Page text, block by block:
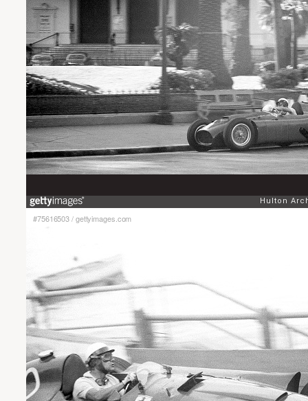
#75616503/gettyimages.com